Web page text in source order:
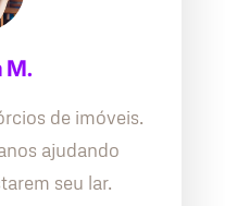
M.
de imóveis.
ajudando
seu lar.